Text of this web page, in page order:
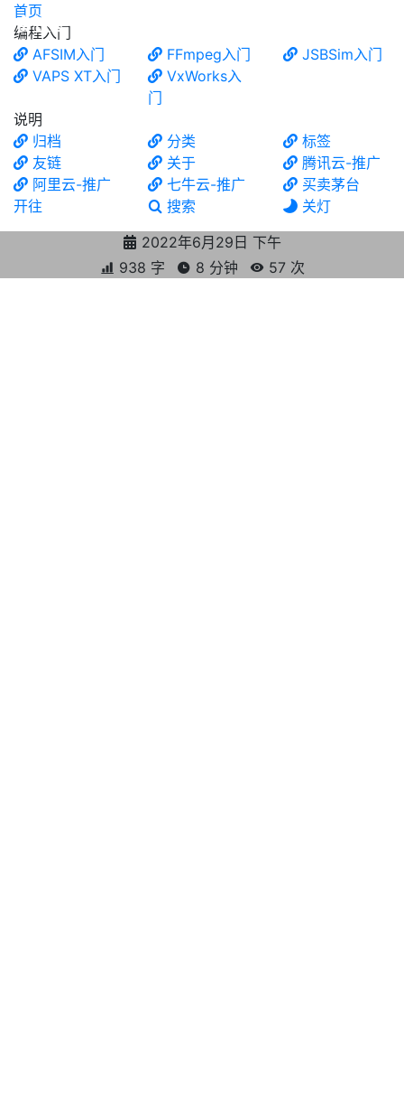
食铁兽
首页
编程入门
AFSIM入门
FFmpeg入门
JSBSim入门
VAPS XT入门
VxWorks入
门
说明
归档
分类
标签
友链
关于
腾讯云-推广
阿里云-推广
七牛云-推广
买卖茅台
开往
搜索
关灯
2022年6月29日 下午
938 字
8 分钟 57次